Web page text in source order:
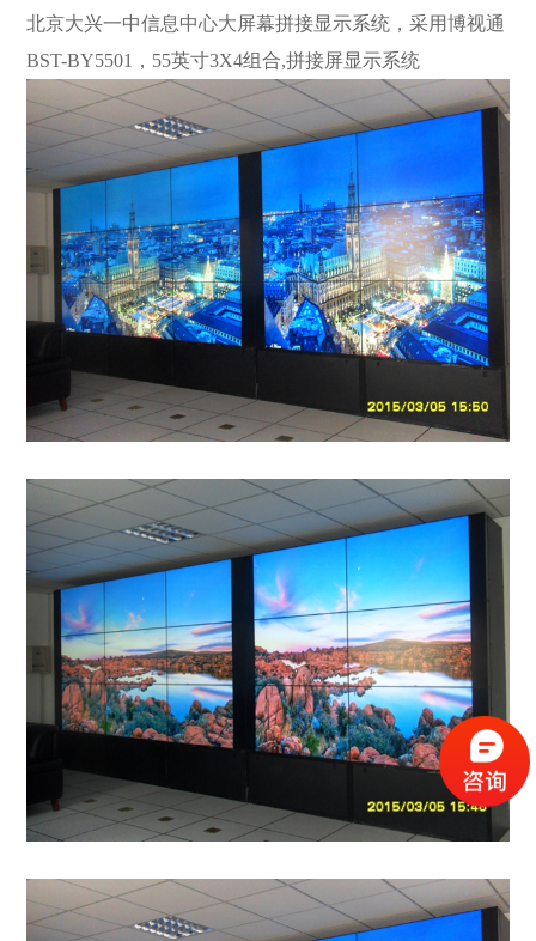
北京大兴一中信息中心大屏幕拼接显示系统，采用博视通
BST-BY5501，55英寸3X4组合,拼接屏显示系统